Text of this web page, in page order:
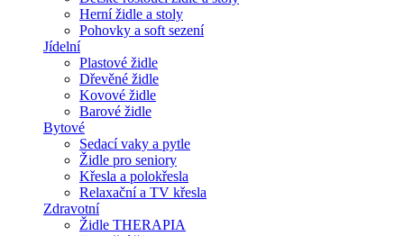
Herní židle a stoly
Pohovky a soft sezení
Jídelní
Plastové židle
Dřevěné židle
Kovové židle
Barové židle
Bytové
Sedací vaky a pytle
Židle pro seniory
Křesla a polokřesla
Relaxační a TV křesla
Zdravotní
Židle THERAPIA